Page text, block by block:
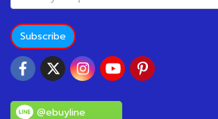
Subscribe
@ebuyline